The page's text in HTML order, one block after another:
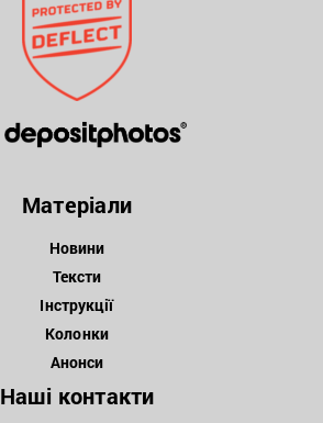
Матеріали
Новини
Тексти
Інструкції
Колонки
Анонси
Наші контакти